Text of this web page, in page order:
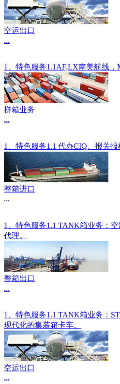
空运出口
...
1、特色服务1.1AF,LX南美航线
拼箱业务
...
1、特色服务1.1 代办CIQ、报关
整箱进口
...
1、特色服务1.1 TANK箱业务：
代理。
整箱出口
...
1、特色服务1.1 TANK箱业务：
现代化的集装箱卡车。
空运出口
...